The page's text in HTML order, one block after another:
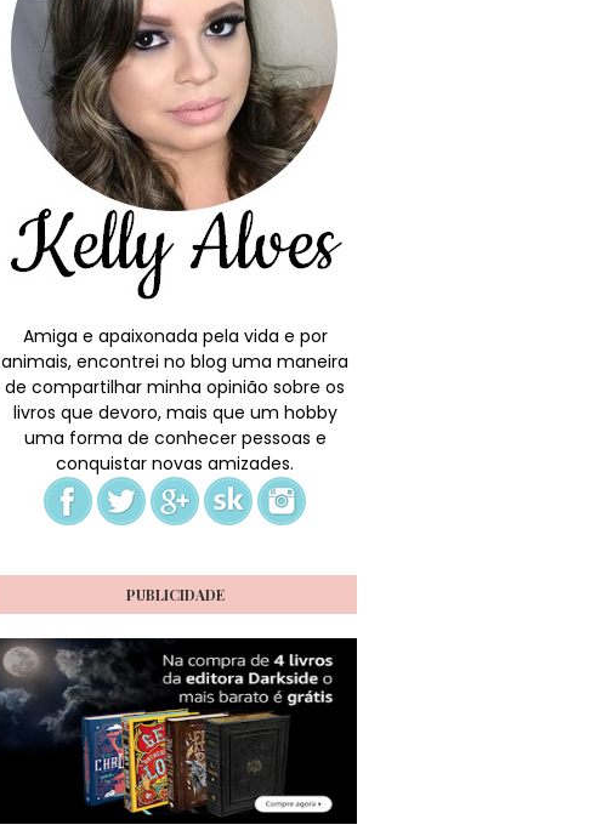
Amiga e apaixonada pela vida e por
animais, encontrei no blog uma maneira
de compartilhar minha opinião sobre os
livros que devoro, mais que um hobby
uma forma de conhecer pessoas e
conquistar novas amizades.
PUBLICIDADE